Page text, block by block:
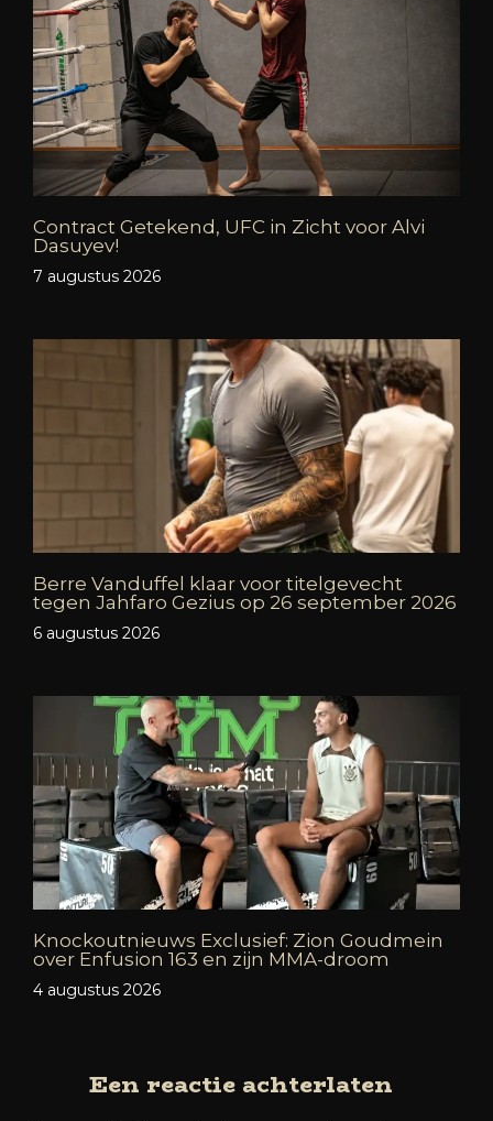
Contract Getekend, UFC in Zicht voor Alvi
Dasuyev!
7 augustus 2026
Berre Vanduffel klaar voor titelgevecht
tegen Jahfaro Gezius op 26 september 2026
6 augustus 2026
Knockoutnieuws Exclusief: Zion Goudmein
over Enfusion 163 en zijn MMA-droom
4 augustus 2026
Een reactie achterlaten